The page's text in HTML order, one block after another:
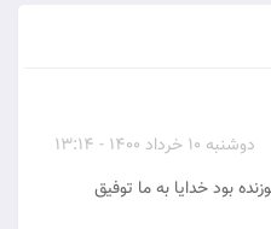
دوشنبه 10 خرداد 1400 - 13:14
بود خدایا به ما توفیق